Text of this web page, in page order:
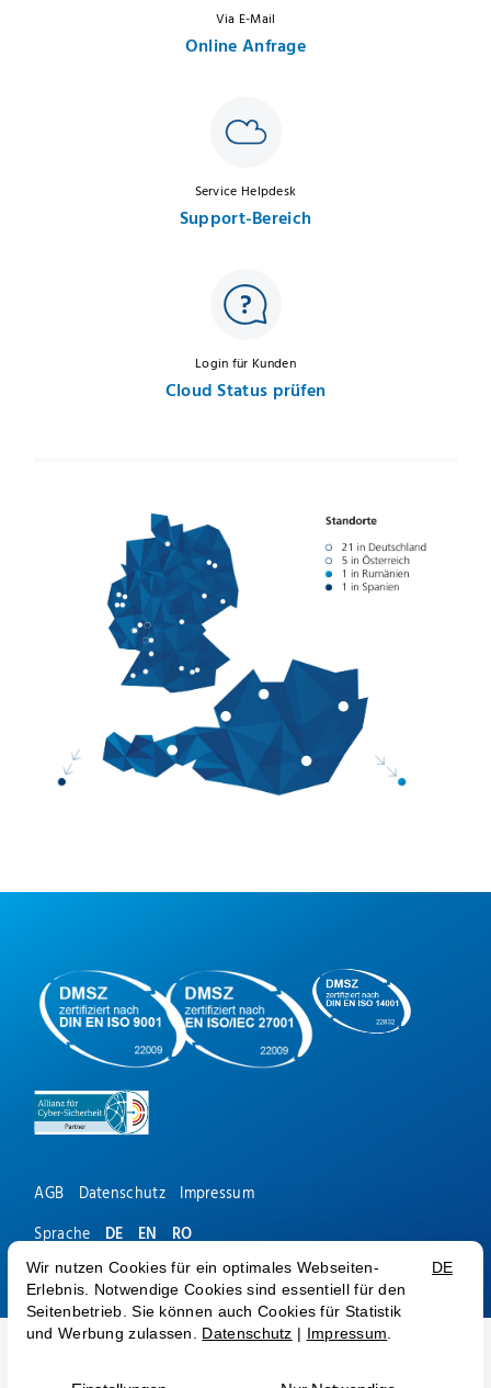
Via E-Mail
Online Anfrage
Service Helpdesk
Support-Bereich
Login für Kunden
Cloud Status prüfen
AGB Datenschutz Impressum
Sprache DE EN RO
© Medialine AG 2026